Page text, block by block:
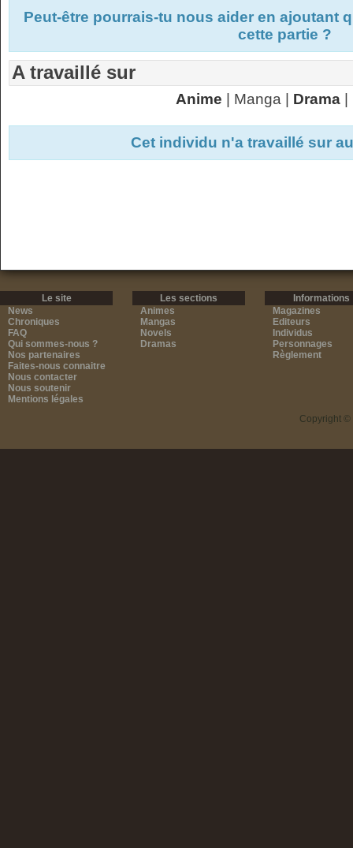
Peut-être pourrais-tu nous aider en ajoutant
cette partie ?
A travaillé sur
Anime | Manga | Drama|
Cet individu n'a travaillé sur
Le site
News
Chroniques
FAQ
Qui sommes-nous ?
Nos partenaires
Faites-nous connaitre
Nous contacter
Nous soutenir
Mentions légales
Les sections
Animes
Mangas
Novels
Dramas
Informations
Magazines
Editeurs
Individus
Personnages
Règlement
Copyright ©